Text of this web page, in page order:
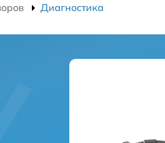
Диагностика